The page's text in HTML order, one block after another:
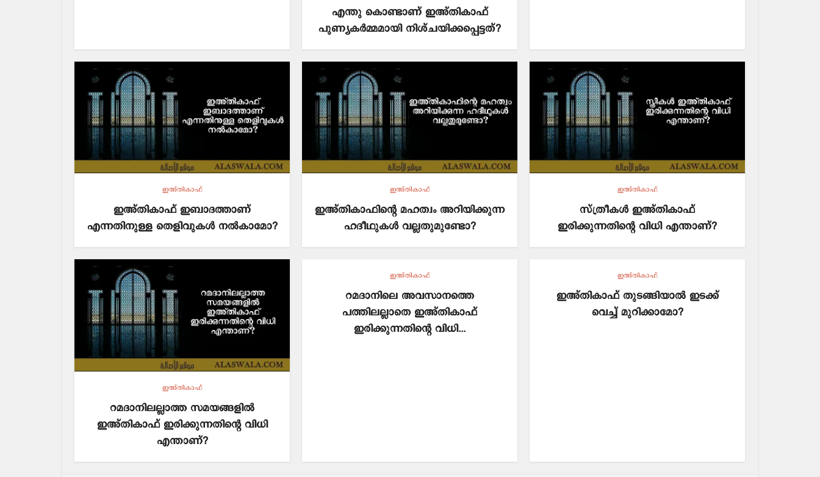
എന്തു കൊണ്ടാണ് ഇഅ്തികാഫ്
പുണ്യകർമ്മമായി നിശ്ചയിക്കപ്പെട്ടത്?
ഇഅ്തികാഫ്
ഇഅ്തികാഫ് ഇബാദത്താണ്
എന്നതിനുള്ള തെളിവുകൾ നൽകാമോ?
ഇഅ്തികാഫ്
ഇഅ്തികാഫിന്റെ മഹത്വം അറിയിക്കുന്ന
ഹദീഥുകൾ വല്ലതുമുണ്ടോ?
ഇഅ്തികാഫ്
സ്ത്രീകൾ ഇഅ്തികാഫ്
ഇരിക്കുന്നതിന്റെ വിധി എന്താണ്?
ഇഅ്തികാഫ്
റമദാനിലല്ലാത്ത സമയങ്ങളിൽ
ഇഅ്തികാഫ് ഇരിക്കുന്നതിന്റെ വിധി
എന്താണ്?
ഇഅ്തികാഫ്
റമദാനിലെ അവസാനത്തെ
പത്തിലല്ലാതെ ഇഅ്തികാഫ്
ഇരിക്കുന്നതിന്റെ വിധി...
ഇഅ്തികാഫ്
ഇഅ്തികാഫ് തുടങ്ങിയാൽ ഇടക്ക്
വെച്ച് മുറിക്കാമോ?